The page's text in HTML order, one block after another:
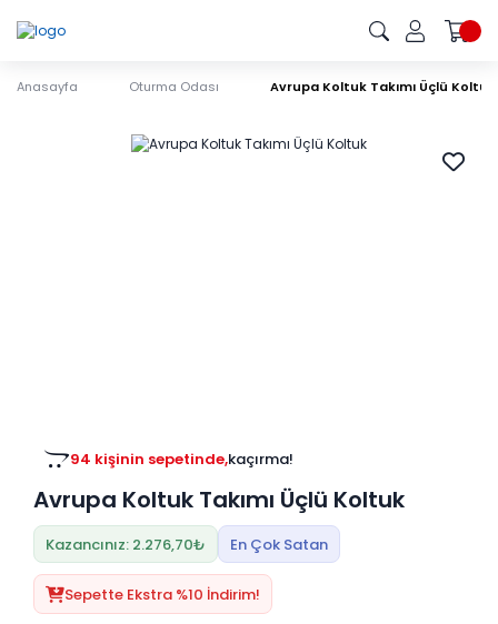
Anasayfa Oturma Odası Avrupa Koltuk Takımı Üçlü Koltuk
94 kişinin sepetinde,kaçırma!
Avrupa Koltuk Takımı Üçlü Koltuk
Kazancınız: 2.276,70₺ En Çok Satan
Sepette Ekstra %10 İndirim!